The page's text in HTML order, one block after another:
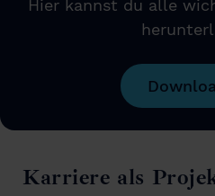
Hier kannst du alle
Karriere als